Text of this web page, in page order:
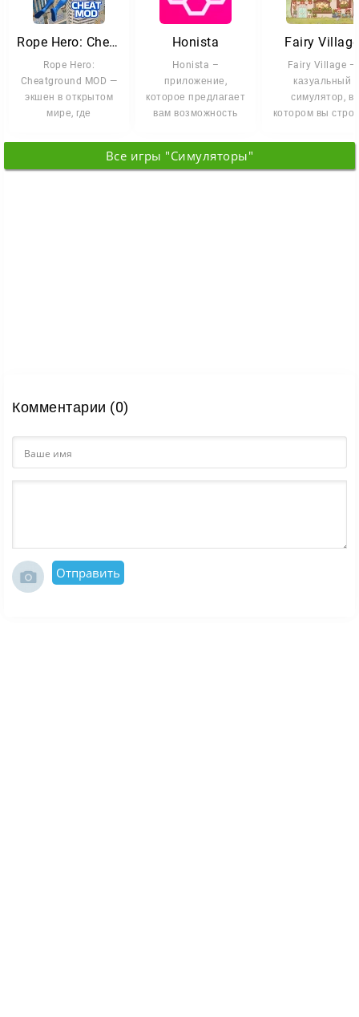
Rope Hero: Cheatground MOD
Rope Hero:
Cheatground MOD —
экшен в открытом
мире, где
способности
Honista
Honista –
приложение,
которое предлагает
вам возможность
видео и историй
прямо из
Fairy Village
Fairy Village —
казуальный
симулятор, в
котором вы
посреди
Все игры "Симуляторы"
Комментарии (0)
Отправить